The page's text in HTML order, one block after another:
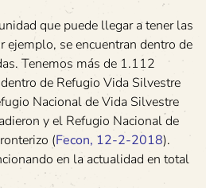
que puede llegar a tener las
ejemplo, se encuentran dentro de
Tenemos más de 1.112
de Refugio Vida Silvestre
Nacional de Vida Silvestre
y el Refugio Nacional de
(Fecon, 12-2-2018).
en la actualidad en total